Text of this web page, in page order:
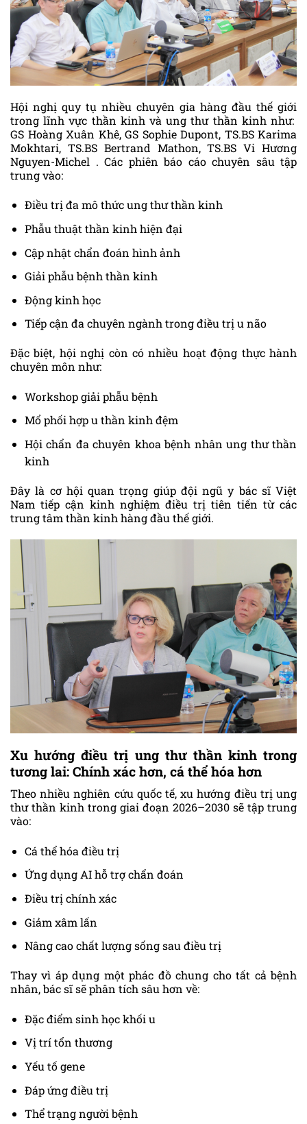
Hội nghị quy tụ nhiều chuyên gia hàng đầu thế giới
trong lĩnh vực thần kinh và ung thư thần kinh như:
GS Hoàng Xuân Khê, GS Sophie Dupont, TS.BS Karima
Mokhtari, TS.BS Bertrand Mathon, TS.BS Vi Hương
Nguyen-Michel . Các phiên báo cáo chuyên sâu tập
trung vào:
Điều trị đa mô thức ung thư thần kinh
Phẫu thuật thần kinh hiện đại
Cập nhật chẩn đoán hình ảnh
Giải phẫu bệnh thần kinh
Động kinh học
Tiếp cận đa chuyên ngành trong điều trị u não
Đặc biệt, hội nghị còn có nhiều hoạt động thực hành
chuyên môn như:
Workshop giải phẫu bệnh
Mổ phối hợp u thần kinh đệm
Hội chẩn đa chuyên khoa bệnh nhân ung thư thần
kinh
Đây là cơ hội quan trọng giúp đội ngũ y bác sĩ Việt
Nam tiếp cận kinh nghiệm điều trị tiên tiến từ các
trung tâm thần kinh hàng đầu thế giới.
Xu hướng điều trị ung thư thần kinh trong
tương lai: Chính xác hơn, cá thể hóa hơn
Theo nhiều nghiên cứu quốc tế, xu hướng điều trị ung
thư thần kinh trong giai đoạn 2026–2030 sẽ tập trung
vào:
Cá thể hóa điều trị
Ứng dụng AI hỗ trợ chẩn đoán
Điều trị chính xác
Giảm xâm lấn
Nâng cao chất lượng sống sau điều trị
Thay vì áp dụng một phác đồ chung cho tất cả bệnh
nhân, bác sĩ sẽ phân tích sâu hơn về:
Đặc điểm sinh học khối u
Vị trí tổn thương
Yếu tố gene
Đáp ứng điều trị
Thể trạng người bệnh